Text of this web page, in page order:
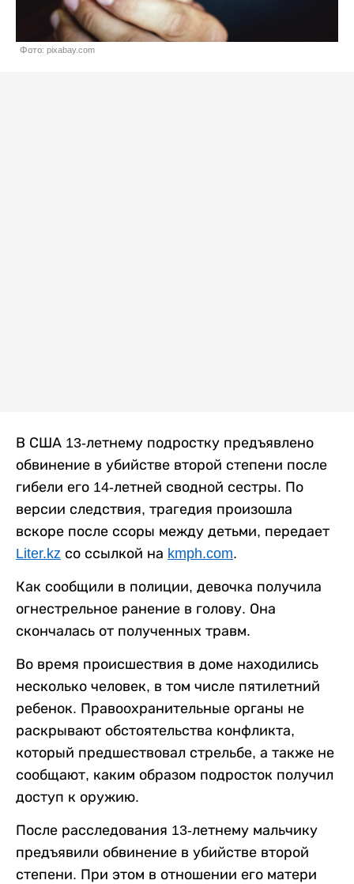
Фото: pixabay.com
В США 13-летнему подростку предъявлено
обвинение в убийстве второй степени после
гибели его 14-летней сводной сестры. По
версии следствия, трагедия произошла
вскоре после ссоры между детьми, передает
Liter.kz со ссылкой на kmph.com.
Как сообщили в полиции, девочка получила
огнестрельное ранение в голову. Она
скончалась от полученных травм.
Во время происшествия в доме находились
несколько человек, в том числе пятилетний
ребенок. Правоохранительные органы не
раскрывают обстоятельства конфликта,
который предшествовал стрельбе, а также не
сообщают, каким образом подросток получил
доступ к оружию.
После расследования 13-летнему мальчику
предъявили обвинение в убийстве второй
степени. При этом в отношении его матери